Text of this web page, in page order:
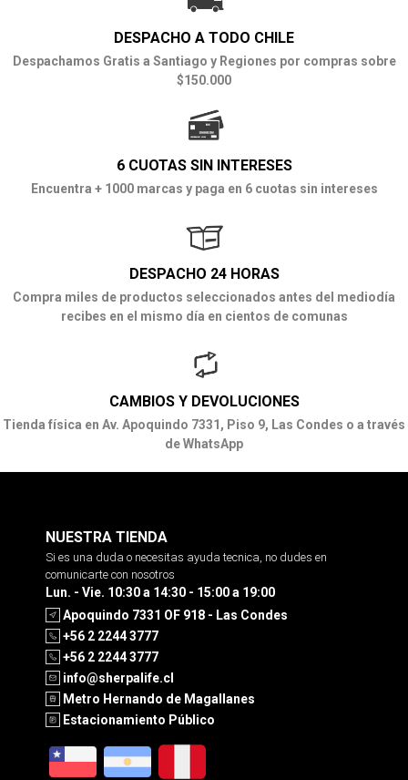
DESPACHO A TODO CHILE
Despachamos Gratis a Santiago y Regiones por compras sobre
$150.000
6 CUOTAS SIN INTERESES
Encuentra + 1000 marcas y paga en 6 cuotas sin intereses
DESPACHO 24 HORAS
Compra miles de productos seleccionados antes del mediodía
recibes en el mismo día en cientos de comunas
CAMBIOS Y DEVOLUCIONES
Tienda física en Av. Apoquindo 7331, Piso 9, Las Condes o a través
de WhatsApp
NUESTRA TIENDA
Si es una duda o necesitas ayuda tecnica, no dudes en
comunicarte con nosotros
Lun. - Vie. 10:30 a 14:30 - 15:00 a 19:00
Apoquindo 7331 OF 918 - Las Condes
+56 2 2244 3777
+56 2 2244 3777
info@sherpalife.cl
Metro Hernando de Magallanes
Estacionamiento Público